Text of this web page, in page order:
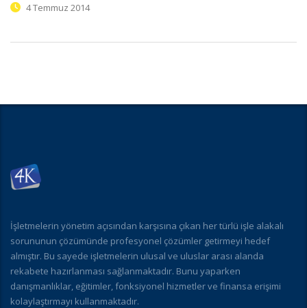
4 Temmuz 2014
İşletmelerin yönetim açısından karşısına çıkan her türlü işle alakalı
sorununun çözümünde profesyonel çözümler getirmeyi hedef
almıştır. Bu sayede işletmelerin ulusal ve uluslar arası alanda
rekabete hazırlanması sağlanmaktadır. Bunu yaparken
danışmanlıklar, eğitimler, fonksiyonel hizmetler ve finansa erişimi
kolaylaştırmayı kullanmaktadır.